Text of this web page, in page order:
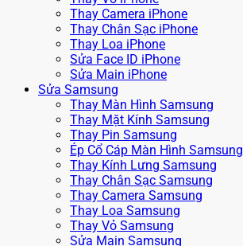
Thay Camera iPhone
Thay Chân Sạc iPhone
Thay Loa iPhone
Sửa Face ID iPhone
Sửa Main iPhone
Sửa Samsung
Thay Màn Hình Samsung
Thay Mặt Kính Samsung
Thay Pin Samsung
Ép Cổ Cáp Màn Hình Samsung
Thay Kính Lưng Samsung
Thay Chân Sạc Samsung
Thay Camera Samsung
Thay Loa Samsung
Thay Vỏ Samsung
Sửa Main Samsung